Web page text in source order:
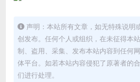
声明：本站所有文章，如无特殊说明
创发布。任何个人或组织，在未征得本
制、盗用、采集、发布本站内容到任何
体平台。如若本站内容侵犯了原著者的
们进行处理。